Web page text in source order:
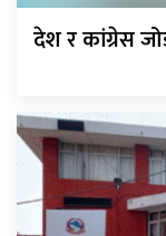
देश र कांग्रेस